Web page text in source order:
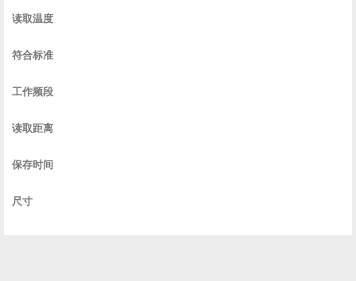
读取温度
符合标准
工作频段
读取距离
保存时间
尺寸